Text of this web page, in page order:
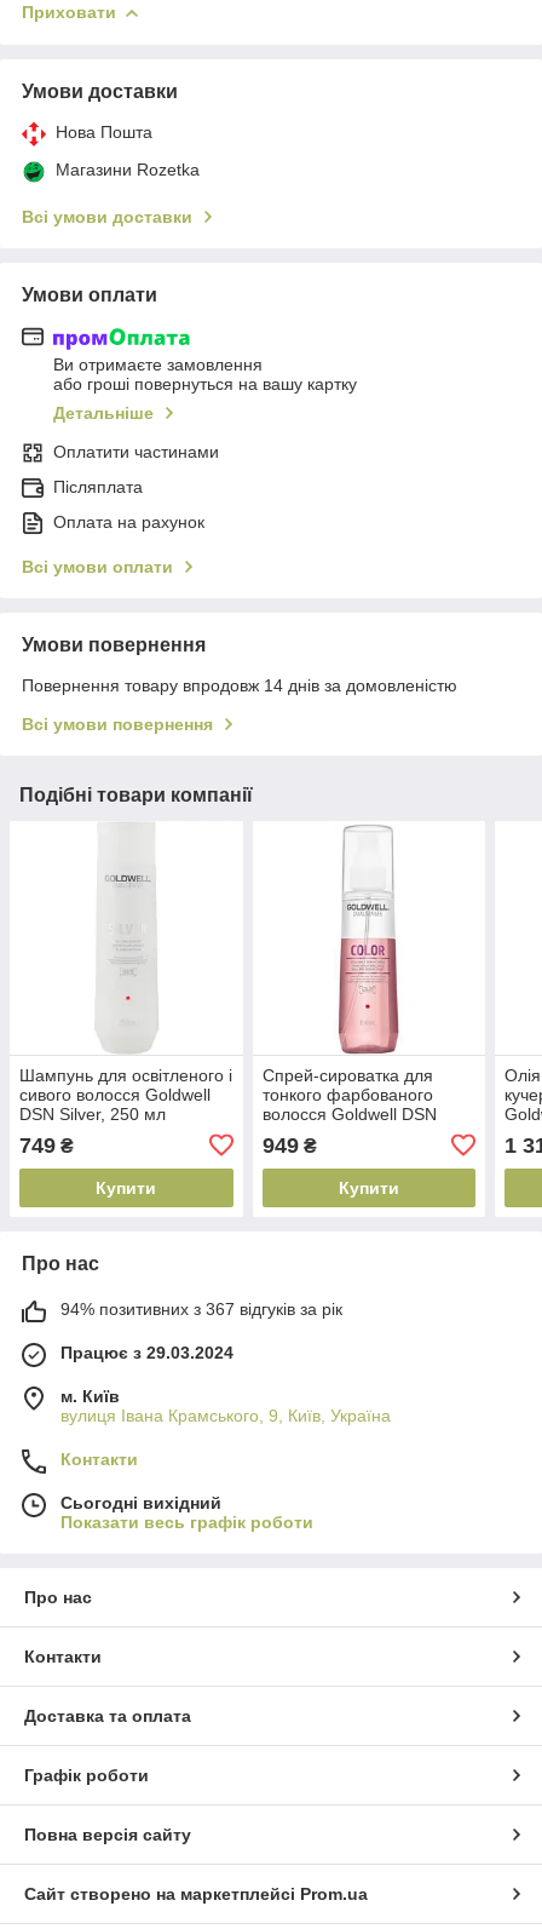
Приховати
Умови доставки
Нова Пошта
Магазини Rozetka
Всі умови доставки
Умови оплати
Ви отримаєте замовлення
або гроші повернуться на вашу картку
Детальніше
Оплатити частинами
Післяплата
Оплата на рахунок
Всі умови оплати
Умови повернення
Повернення товару впродовж 14 днів за домовленістю
Всі умови повернення
Подібні товари компанії
Шампунь для освітленого і
сивого волосся Goldwell
DSN Silver, 250 мл
749 ₴
Купити
Спрей-сироватка для
тонкого фарбованого
волосся Goldwell DSN
(4021609061038)
949₴
Купити
1
Про нас
94% позитивних з 367 відгуків за рік
Працює з 29.03.2024
м. Київ
вулиця Івана Крамського, 9, Київ, Україна
Контакти
Сьогодні вихідний
Показати весь графік роботи
Про нас
Контакти
Доставка та оплата
Графік роботи
Повна версія сайту
Сайт створено на маркетплейсі Prom.ua